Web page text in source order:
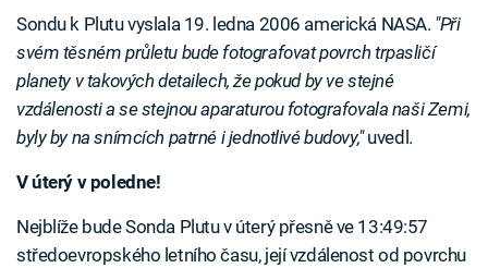
Sondu k Plutu vyslala 19. ledna 2006 americká NASA. "Při
svém těsném průletu bude fotografovat povrch trpasličí
planety v takových detailech, že pokud by ve stejné
vzdálenosti a se stejnou aparaturou fotografovala naši Zemi,
byly by na snímcích patrné i jednotlivé budovy,"uvedl.
V úterý v poledne!
Nejblíže bude Sonda Plutu v úterý přesně ve 13:49:57
středoevropského letního času, její vzdálenost od povrchu